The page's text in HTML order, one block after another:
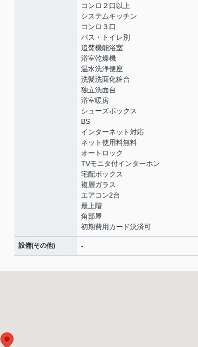
コンロ２口以上
システムキッチン
コンロ３口
バス・トイレ別
追焚機能浴室
浴室乾燥機
温水洗浄便座
洗髪洗面化粧台
独立洗面台
浴室暖房
シューズボックス
BS
インターネット対応
ネット使用料無料
オートロック
TVモニタ付インターホン
宅配ボックス
複層ガラス
エアコン2台
最上階
角部屋
初期費用カード決済可
設備(その他) -